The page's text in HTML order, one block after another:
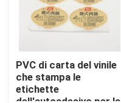
Casa
PVC di carta del vinile
che stampa le
etichette